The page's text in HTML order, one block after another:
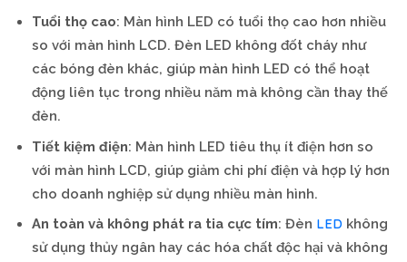
Tuổi thọ cao: Màn hình LED có tuổi thọ cao hơn nhiều
so với màn hình LCD. Đèn LED không đốt cháy như
các bóng đèn khác, giúp màn hình LED có thể hoạt
động liên tục trong nhiều năm mà không cần thay thế
đèn.
Tiết kiệm điện: Màn hình LED tiêu thụ ít điện hơn so
với màn hình LCD, giúp giảm chi phí điện và hợp lý hơn
cho doanh nghiệp sử dụng nhiều màn hình.
An toàn và không phát ra tia cực tím: Đèn LED không
sử dụng thủy ngân hay các hóa chất độc hại và không